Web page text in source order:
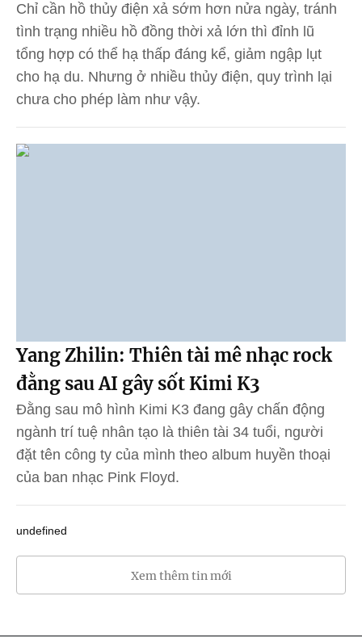
Chỉ cần hồ thủy điện xả sớm hơn nửa ngày, tránh
tình trạng nhiều hồ đồng thời xả lớn thì đỉnh lũ
tổng hợp có thể hạ thấp đáng kể, giảm ngập lụt
cho hạ du. Nhưng ở nhiều thủy điện, quy trình lại
chưa cho phép làm như vậy.
Yang Zhilin: Thiên tài mê nhạc rock
đằng sau AI gây sốt Kimi K3
Đằng sau mô hình Kimi K3 đang gây chấn động
ngành trí tuệ nhân tạo là thiên tài 34 tuổi, người
đặt tên công ty của mình theo album huyền thoại
của ban nhạc Pink Floyd.
undefined
Xem thêm tin mới